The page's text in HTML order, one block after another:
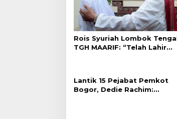
Rois Syuriah Lombok
TGH MAARIF: “Telah Lahir
Lantik 15 Pejabat Pemkot
Bogor, Dedie Rachim: